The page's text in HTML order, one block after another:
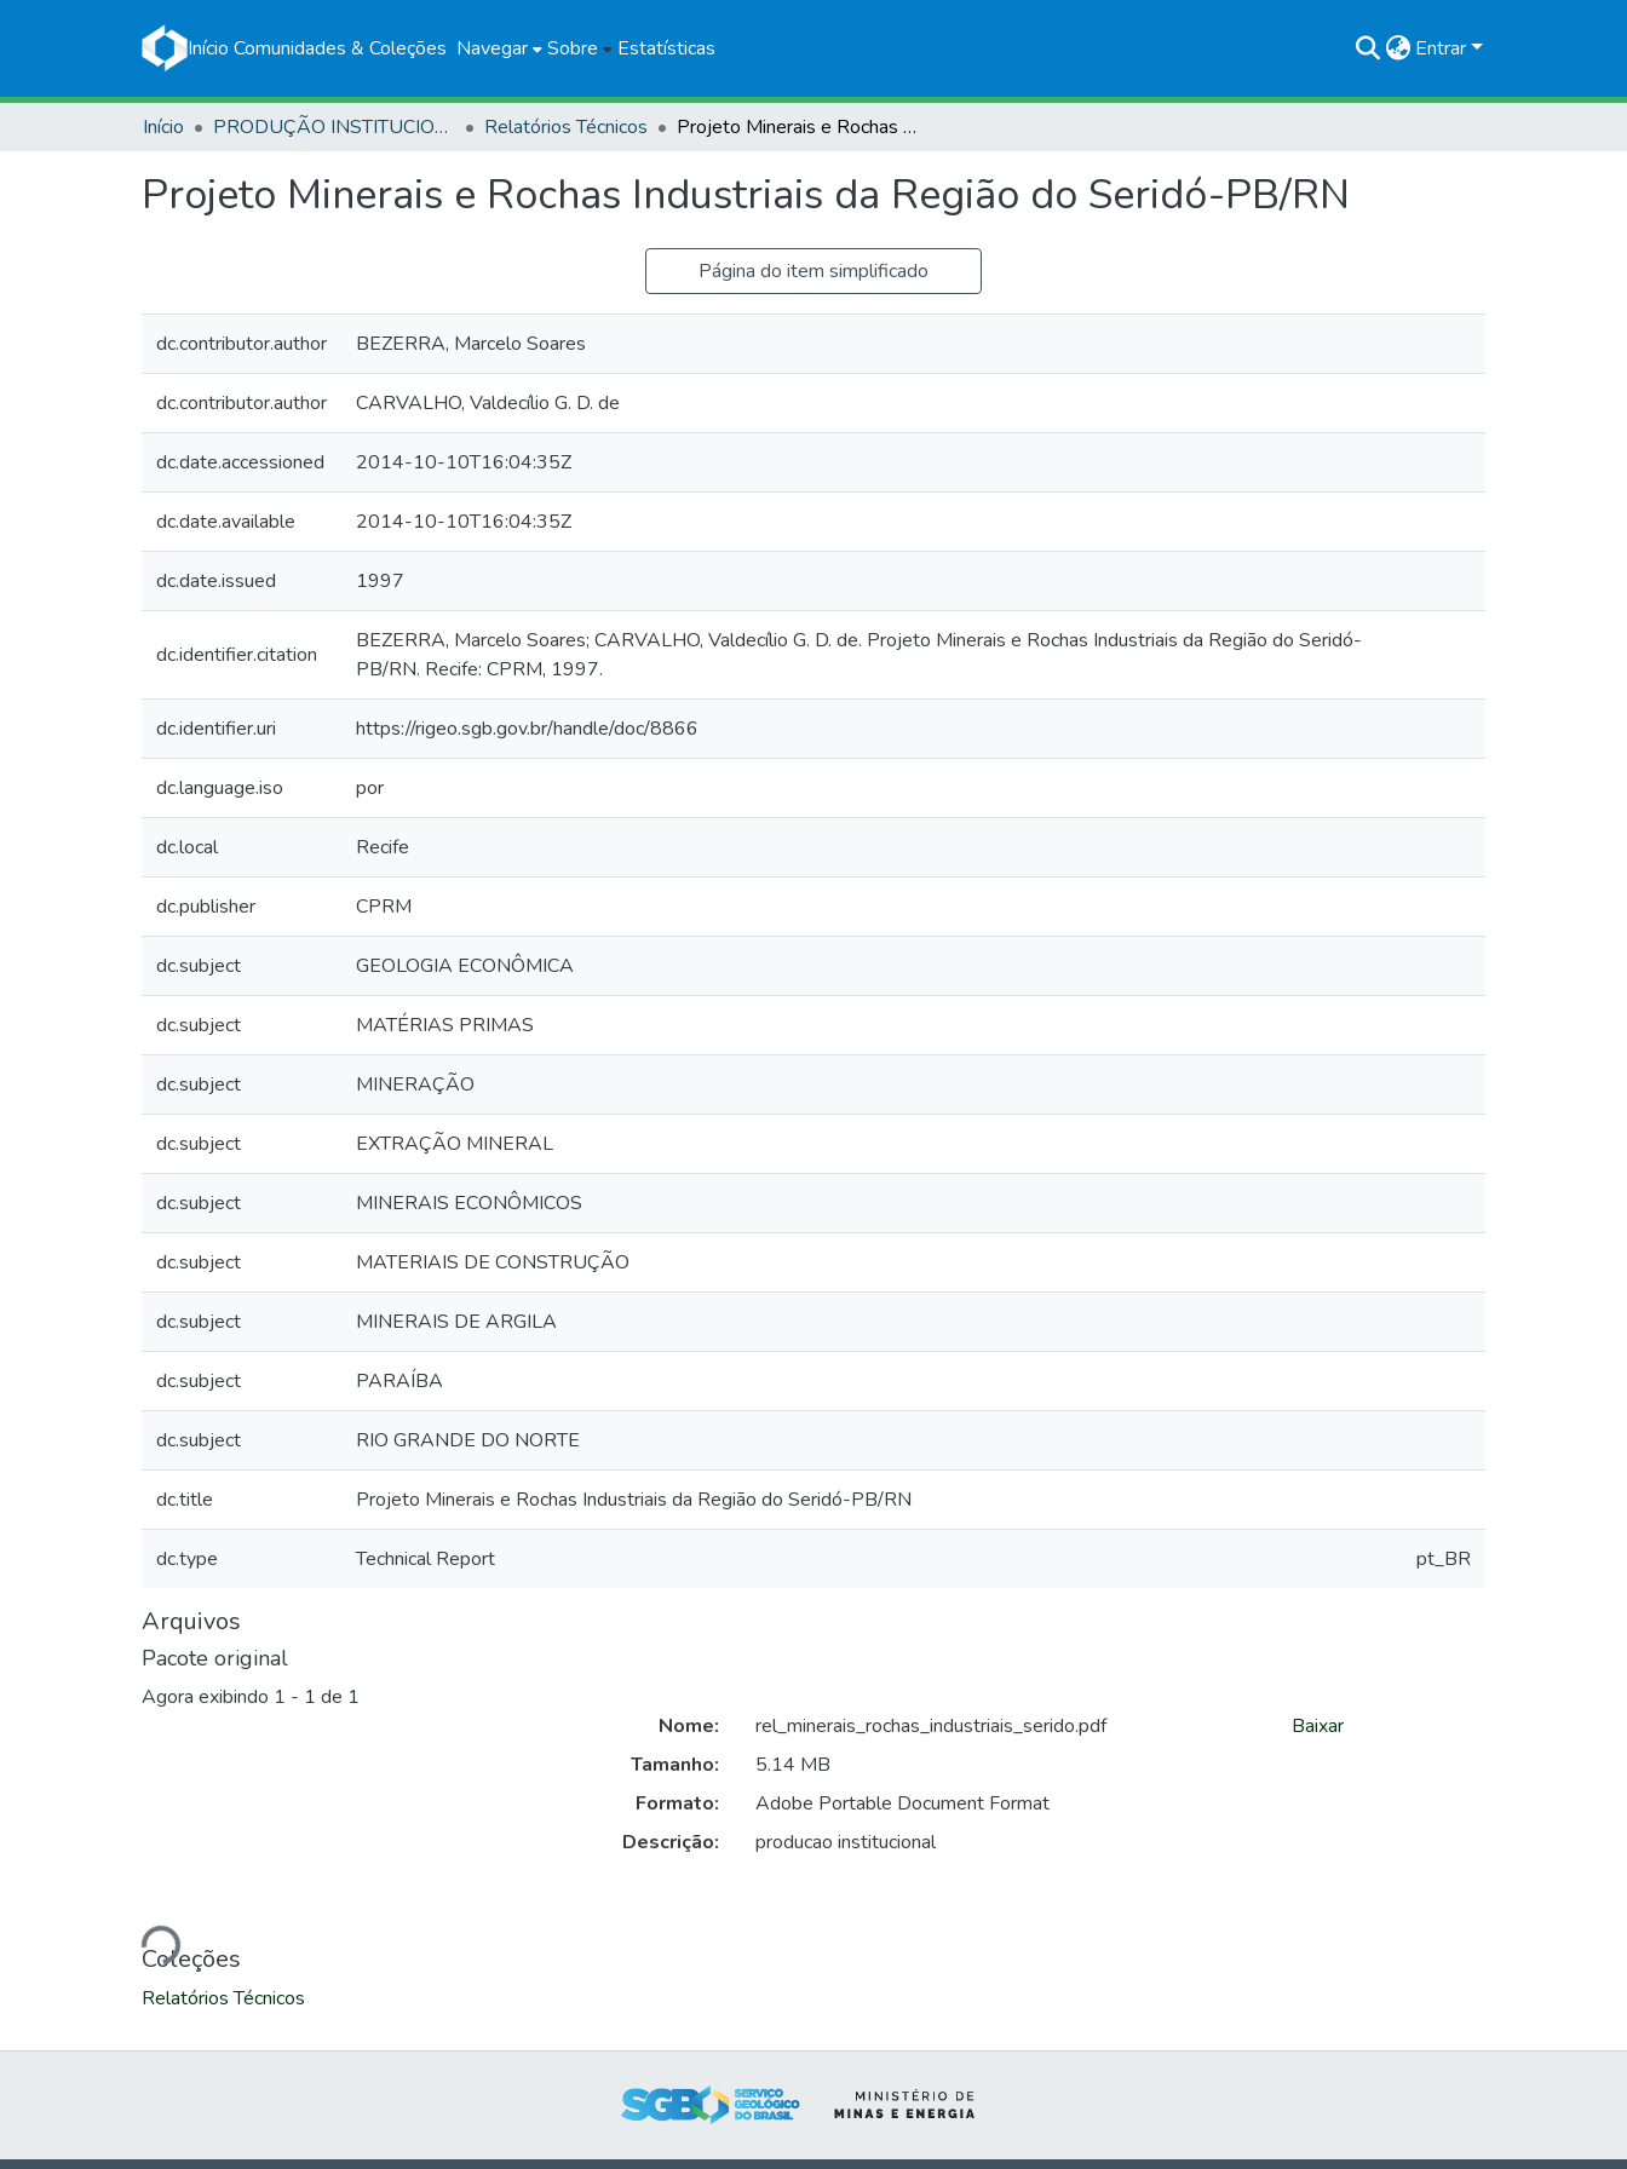
Início Comunidades & Coleções Navegar Sobre Estatísticas Entrar
Início PRODUÇÃO INSTITUCIONAL Relatórios Técnicos Projeto Minerais e Rochas Industriais da Região do Seridó-PB/RN
Projeto Minerais e Rochas Industriais da Região do Seridó-PB/RN
Página do item simplificado
dc.contributor.author BEZERRA, Marcelo Soares
dc.contributor.author CARVALHO, Valdecílio G. D. de
dc.date.accessioned 2014-10-10T16:04:35Z
dc.date.available 2014-10-10T16:04:35Z
dc.date.issued 1997
dc.identifier.citation
BEZERRA, Marcelo Soares; CARVALHO, Valdecílio G. D. de. Projeto Minerais e Rochas Industriais da Região do Seridó-
PB/RN. Recife: CPRM, 1997.
dc.identifier.uri https://rigeo.sgb.gov.br/handle/doc/8866
dc.language.iso por
dc.local Recife
dc.publisher CPRM
dc.subject GEOLOGIA ECONÔMICA
dc.subject MATÉRIAS PRIMAS
dc.subject MINERAÇÃO
dc.subject EXTRAÇÃO MINERAL
dc.subject MINERAIS ECONÔMICOS
dc.subject MATERIAIS DE CONSTRUÇÃO
dc.subject MINERAIS DE ARGILA
dc.subject PARAÍBA
dc.subject RIO GRANDE DO NORTE
dc.title Projeto Minerais e Rochas Industriais da Região do Seridó-PB/RN
dc.type Technical Report pt_BR
Arquivos
Pacote original
Agora exibindo 1 - 1 de 1
Carregando...
Nome:
rel_minerais_rochas_industriais_serido.pdf
Tamanho:
5.14 MB
Formato:
Adobe Portable Document Format
Descrição:
producao institucional
Baixar
Coleções
Relatórios Técnicos